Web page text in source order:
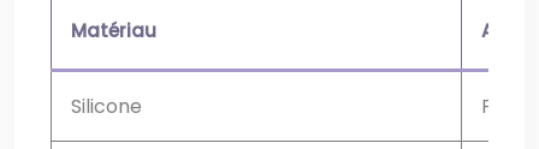
Matériau
Silicone